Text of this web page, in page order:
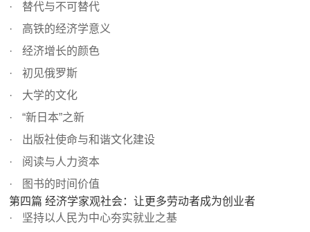
替代与不可替代
高铁的经济学意义
经济增长的颜色
初见俄罗斯
大学的文化
“新日本”之新
出版社使命与和谐文化建设
阅读与人力资本
图书的时间价值
第四篇 经济学家观社会：让更多劳动者成为创业者
坚持以人民为中心夯实就业之基